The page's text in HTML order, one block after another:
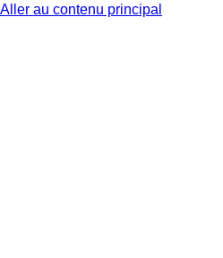
Aller au contenu principal